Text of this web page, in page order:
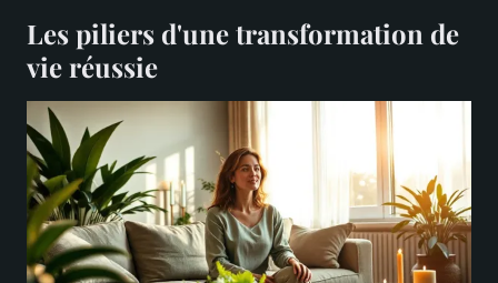
Les piliers d'une transformation de
vie réussie